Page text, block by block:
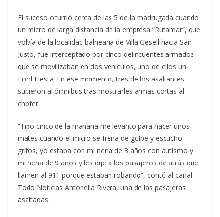
El suceso ocurrió cerca de las 5 de la madrugada cuando
un micro de larga distancia de la empresa “Rutamar”, que
volvía de la localidad balnearia de Villa Gesell hacia San
Justo, fue interceptado por cinco delincuentes armados
que se movilizaban en dos vehículos, uno de ellos un
Ford Fiesta. En ese momento, tres de los asaltantes
subieron al ómnibus tras mostrarles armas cortas al
chofer.
“Tipo cinco de la mañana me levanto para hacer unos
mates cuando el micro se frena de golpe y escucho
gritos, yo estaba con mi nena de 3 años con autismo y
mi nena de 9 años y les dije a los pasajeros de atrás que
llamen al 911 porque estaban robando”, contó al canal
Todo Noticias Antonella Rivera, una de las pasajeras
asaltadas.